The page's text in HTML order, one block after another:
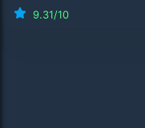
9.31/10